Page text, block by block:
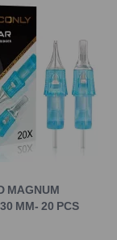
MAGNUM
MM- 20 PCS